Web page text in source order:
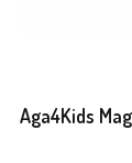
Aga4Kids